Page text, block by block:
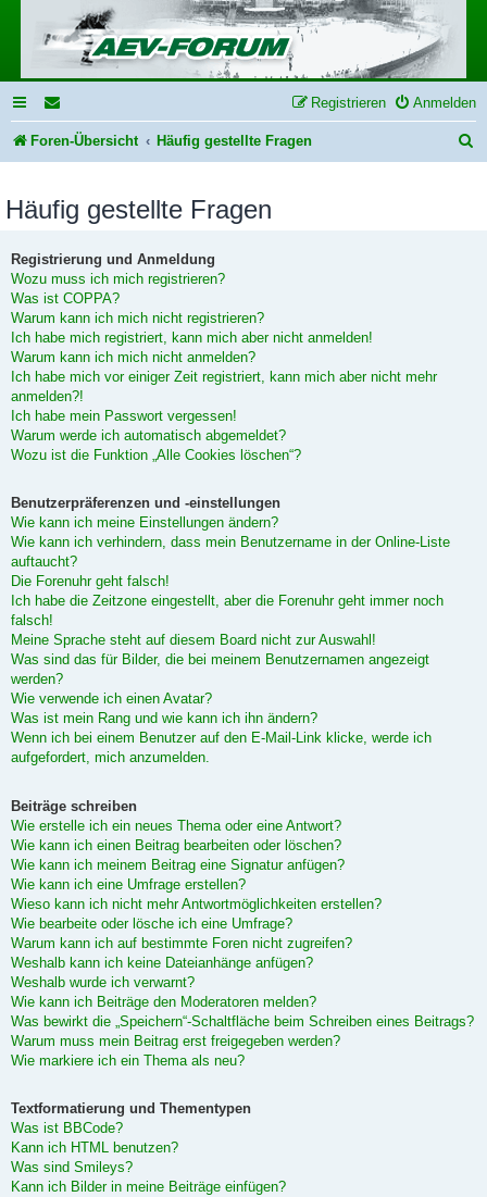
Anmelden
Registrieren
Foren-Übersicht Häufig gestellte Fragen
Häufig gestellte Fragen
Registrierung und Anmeldung
Wozu muss ich mich registrieren?
Was ist COPPA?
Warum kann ich mich nicht registrieren?
Ich habe mich registriert, kann mich aber nicht anmelden!
Warum kann ich mich nicht anmelden?
Ich habe mich vor einiger Zeit registriert, kann mich aber nicht mehr
anmelden?!
Ich habe mein Passwort vergessen!
Warum werde ich automatisch abgemeldet?
Wozu ist die Funktion „Alle Cookies löschen“?
Benutzerpräferenzen und -einstellungen
Wie kann ich meine Einstellungen ändern?
Wie kann ich verhindern, dass mein Benutzername in der Online-Liste
auftaucht?
Die Forenuhr geht falsch!
Ich habe die Zeitzone eingestellt, aber die Forenuhr geht immer noch
falsch!
Meine Sprache steht auf diesem Board nicht zur Auswahl!
Was sind das für Bilder, die bei meinem Benutzernamen angezeigt
werden?
Wie verwende ich einen Avatar?
Was ist mein Rang und wie kann ich ihn ändern?
Wenn ich bei einem Benutzer auf den E-Mail-Link klicke, werde ich
aufgefordert, mich anzumelden.
Beiträge schreiben
Wie erstelle ich ein neues Thema oder eine Antwort?
Wie kann ich einen Beitrag bearbeiten oder löschen?
Wie kann ich meinem Beitrag eine Signatur anfügen?
Wie kann ich eine Umfrage erstellen?
Wieso kann ich nicht mehr Antwortmöglichkeiten erstellen?
Wie bearbeite oder lösche ich eine Umfrage?
Warum kann ich auf bestimmte Foren nicht zugreifen?
Weshalb kann ich keine Dateianhänge anfügen?
Weshalb wurde ich verwarnt?
Wie kann ich Beiträge den Moderatoren melden?
Was bewirkt die „Speichern“-Schaltfläche beim Schreiben eines Beitrags?
Warum muss mein Beitrag erst freigegeben werden?
Wie markiere ich ein Thema als neu?
Textformatierung und Thementypen
Was ist BBCode?
Kann ich HTML benutzen?
Was sind Smileys?
Kann ich Bilder in meine Beiträge einfügen?